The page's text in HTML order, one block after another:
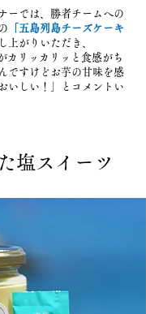
ーでは、勝者チームへの
「五島列島チーズケーキ
上がりいただき、
カリッカリッと食感がち
ですけどお芋の甘味を感
いしい！」とコメントい
塩スイーツ